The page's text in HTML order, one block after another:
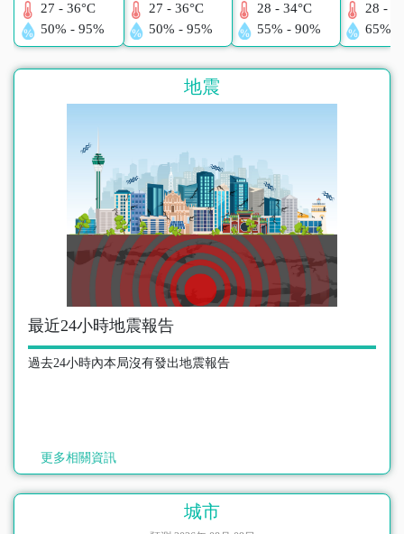
28 -
65% -
28 - 34°C
55% - 90%
27 - 36°C
50% - 95%
27 - 36°C
50% - 95%
地震
最近24小時地震報告
過去24小時內本局沒有發出地震報告
更多相關資訊
城市